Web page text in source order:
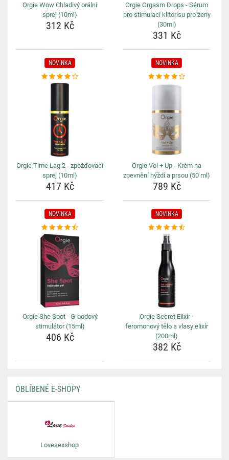
Orgie Wow Chladivý orální
sprej (10ml)
312 Kč
Orgie Orgasm Drops - Sérum
pro stimulaci klitorisu pro ženy
(30ml)
331 Kč
NOVINKA
Orgie Time Lag 2 - zpožďovací
sprej (10ml)
417 Kč
NOVINKA
Orgie Vol + Up - Krém na
zpevnění hýždí a prsou (50 ml)
789 Kč
NOVINKA
Orgie She Spot - G-bodový
stimulátor (15ml)
406 Kč
NOVINKA
Orgie Secret Elixír -
feromonový tělo a vlasy elixír
(200ml)
382 Kč
OBLÍBENÉ E-SHOPY
Lovesexshop